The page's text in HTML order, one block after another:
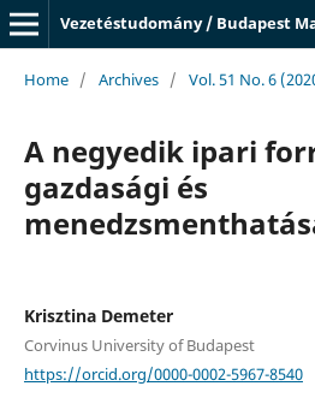
Vezetéstudomány / Budapest
Home / Archives / Vol. 51 No. 6
A negyedik ipari
gazdasági és
Krisztina Demeter
Corvinus University of Budapest
https://orcid.org/0000-0002-5967-8540